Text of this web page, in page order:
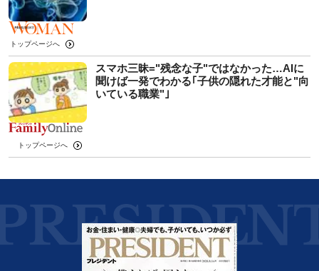
トップページへ
スマホ三昧="残念な子"ではなかった…AIに
聞けば一発でわかる｢子供の隠れた才能と"向
いている職業"｣
トップページへ